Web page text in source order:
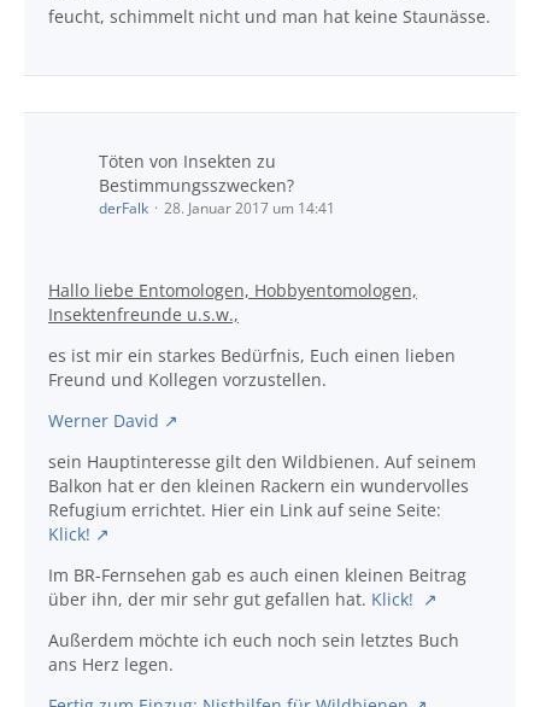
feucht, schimmelt nicht und man hat keine Staunässe.
Töten von Insekten zu
Bestimmungsszwecken?
derFalk 28. Januar 2017 um 14:41
Hallo liebe Entomologen, Hobbyentomologen,
Insektenfreunde u.s.w.,
es ist mir ein starkes Bedürfnis, Euch einen lieben
Freund und Kollegen vorzustellen.
Werner David
sein Hauptinteresse gilt den Wildbienen. Auf seinem
Balkon hat er den kleinen Rackern ein wundervolles
Refugium errichtet. Hier ein Link auf seine Seite:
Klick!
Im BR-Fernsehen gab es auch einen kleinen Beitrag
über ihn, der mir sehr gut gefallen hat. Klick!
Außerdem möchte ich euch noch sein letztes Buch
ans Herz legen.